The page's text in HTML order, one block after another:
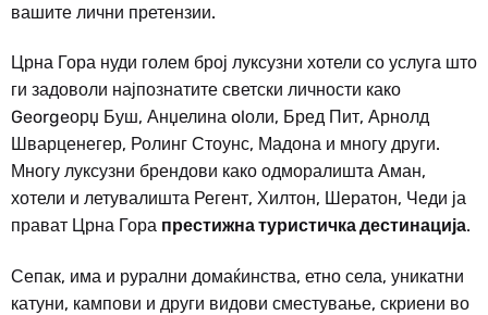
вашите лични претензии.
Црна Гора нуди голем број луксузни хотели со услуга што
ги задоволи најпознатите светски личности како
Georgeорџ Буш, Анџелина olоли, Бред Пит, Арнолд
Шварценегер, Ролинг Стоунс, Мадона и многу други.
Многу луксузни брендови како одморалишта Аман,
хотели и летувалишта Регент, Хилтон, Шератон, Чеди ја
прават Црна Гора престижна туристичка дестинација.
Сепак, има и рурални домаќинства, етно села, уникатни
катуни, кампови и други видови сместување, скриени во